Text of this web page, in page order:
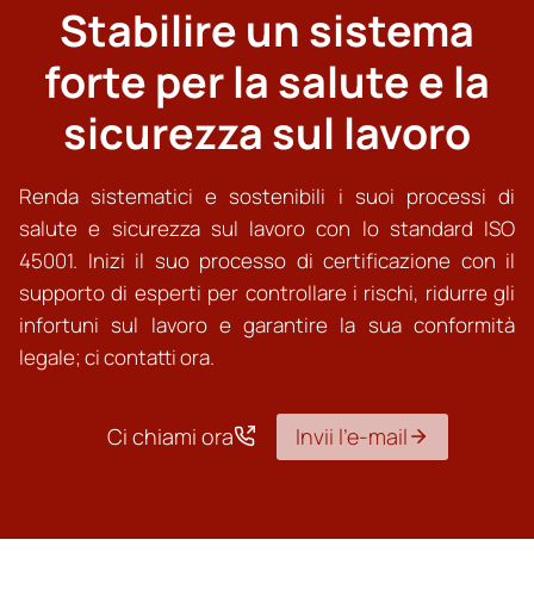
Stabilire un sistema
forte per la salute e la
sicurezza sul lavoro
Renda sistematici e sostenibili i suoi processi di
salute e sicurezza sul lavoro con lo standard ISO
45001. Inizi il suo processo di certificazione con il
supporto di esperti per controllare i rischi, ridurre gli
infortuni sul lavoro e garantire la sua conformità
legale; ci contatti ora.
Ci chiami ora Invii l’e-mail